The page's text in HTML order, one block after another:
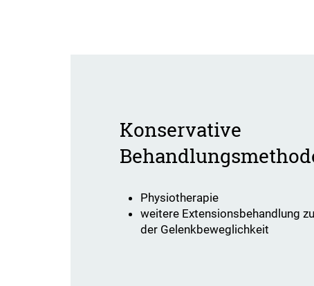
Konservative
Physiotherapie
weitere Extensionsbehandlung
der Gelenkbeweglichkeit